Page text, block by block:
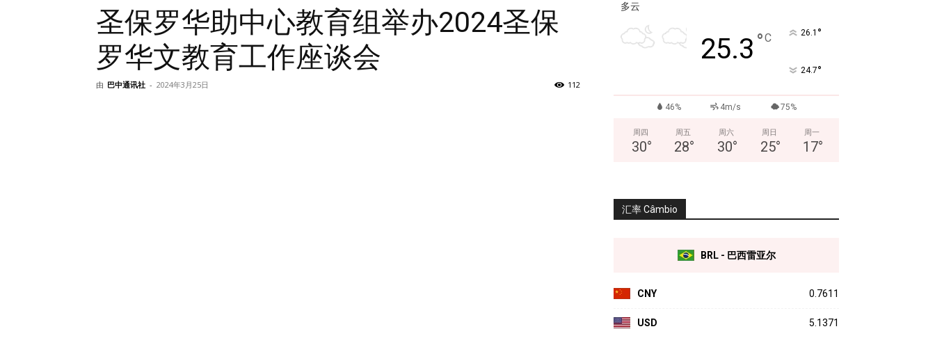
圣保罗华助中心教育组举办2024圣保
罗华文教育工作座谈会
由 巴中通讯社 - 2024年3月25日 112
多云
25.3 °C 26.1 °
24.7°
46% 4m/s 75%
周四
30°
周五
28°
周六
30°
周日
25°
周一
17°
汇率 Câmbio
BRL - 巴西雷亚尔
CNY 0.7611
USD 5.1371